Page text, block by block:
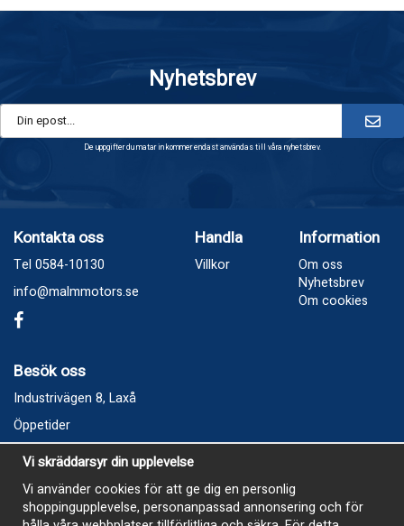
Nyhetsbrev
De uppgifter du matar in kommer endast användas till våra nyhetsbrev.
Kontakta oss
Tel 0584-10130
info@malmmotors.se
Handla
Villkor
Information
Om oss
Nyhetsbrev
Om cookies
Besök oss
Industrivägen 8, Laxå
Öppetider
Vecka 32
Måndag kl 9-12, kl 13 - 15
Onsdag kl 9-12, kl 13 - 15
Vi skräddarsyr din upplevelse
Vi använder cookies för att ge dig en personlig
shoppingupplevelse, personanpassad annonsering och för